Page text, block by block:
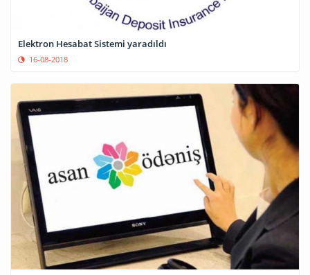
Elektron Hesabat Sistemi yaradıldı
16-08-2018